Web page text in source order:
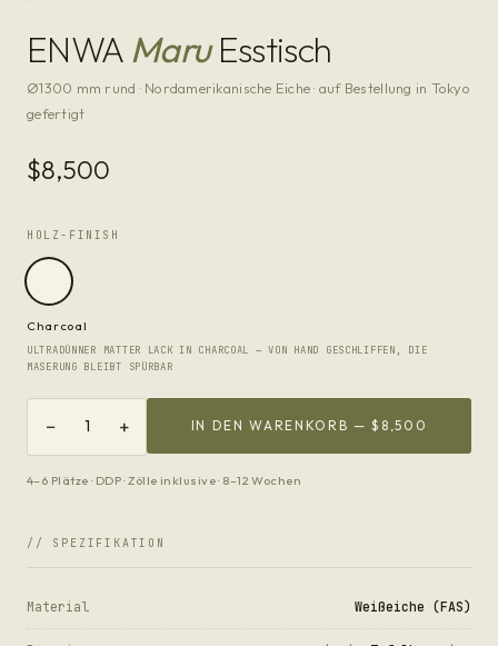
ENWA MaruEsstisch
Ø1300 mm rund · Nordamerikanische Eiche · auf Bestellung in Tokyo
gefertigt
$8,500
HOLZ-FINISH
Charcoal
ULTRADÜNNER MATTER LACK IN CHARCOAL — VON HAND GESCHLIFFEN, DIE
MASERUNG BLEIBT SPÜRBAR
− 1 + IN DEN WARENKORB —$8,500
4–6 Plätze · DDP · Zölle inklusive · 8–12 Wochen
// SPEZIFIKATION
Material Weißeiche (FAS)